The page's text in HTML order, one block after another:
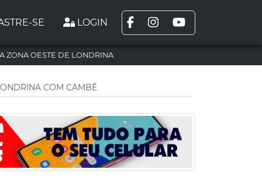
SE LOGIN
ZONA OESTE DE LONDRINA
COM CAMBÉ